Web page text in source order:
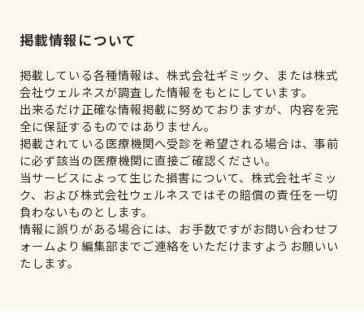
掲載情報について
掲載している各種情報は、株式会社ギミック、または株式
会社ウェルネスが調査した情報をもとにしています。
出来るだけ正確な情報掲載に努めておりますが、内容を完
全に保証するものではありません。
掲載されている医療機関へ受診を希望される場合は、事前
に必ず該当の医療機関に直接ご確認ください。
当サービスによって生じた損害について、株式会社ギミッ
ク、および株式会社ウェルネスではその賠償の責任を一切
負わないものとします。
情報に誤りがある場合には、お手数ですがお問い合わせフ
ォームより編集部までご連絡をいただけますようお願いい
たします。